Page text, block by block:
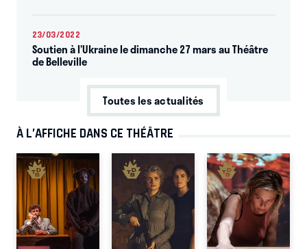
23/03/2022
Soutien à l’Ukraine le dimanche 27 mars au Théâtre
de Belleville
Toutes les actualités
À L’AFFICHE DANS CE THÉÂTRE